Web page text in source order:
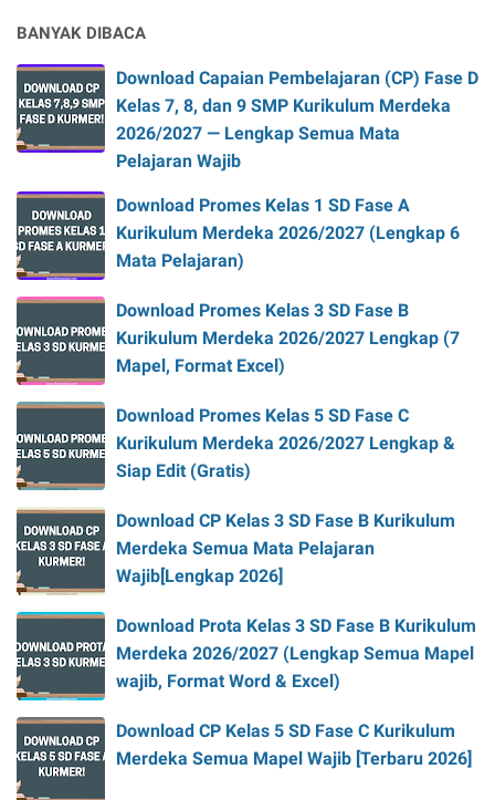
BANYAK DIBACA
Download Capaian Pembelajaran (CP) Fase D
Kelas 7, 8, dan 9 SMP Kurikulum Merdeka
2026/2027 — Lengkap Semua Mata
Pelajaran Wajib
Download Promes Kelas 1 SD Fase A
Kurikulum Merdeka 2026/2027 (Lengkap 6
Mata Pelajaran)
Download Promes Kelas 3 SD Fase B
Kurikulum Merdeka 2026/2027 Lengkap (7
Mapel, Format Excel)
Download Promes Kelas 5 SD Fase C
Kurikulum Merdeka 2026/2027 Lengkap &
Siap Edit (Gratis)
Download CP Kelas 3 SD Fase B Kurikulum
Merdeka Semua Mata Pelajaran
Wajib[Lengkap 2026]
Download Prota Kelas 3 SD Fase B Kurikulum
Merdeka 2026/2027 (Lengkap Semua Mapel
wajib, Format Word & Excel)
Download CP Kelas 5 SD Fase C Kurikulum
Merdeka Semua Mapel Wajib [Terbaru 2026]